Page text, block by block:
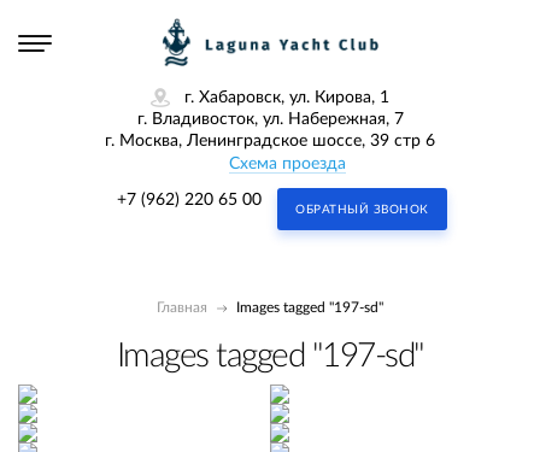
г. Хабаровск, ул. Кирова, 1
г. Владивосток, ул. Набережная, 7
г. Москва, Ленинградское шоссе, 39 стр 6
Схема проезда
+7 (962) 220 65 00
ОБРАТНЫЙ ЗВОНОК
Главная Images tagged "197-sd"
Images tagged "197-sd"